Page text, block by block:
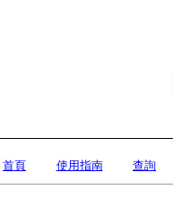
首頁 使用指南 查詢